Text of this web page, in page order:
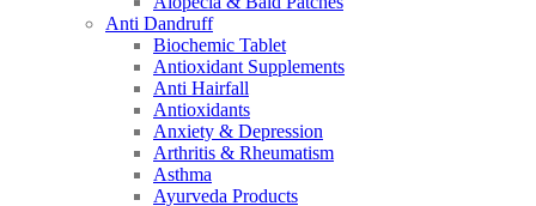
Anti Dandruff
Biochemic Tablet
Antioxidant Supplements
Anti Hairfall
Antioxidants
Anxiety & Depression
Arthritis & Rheumatism
Asthma
Ayurveda Products